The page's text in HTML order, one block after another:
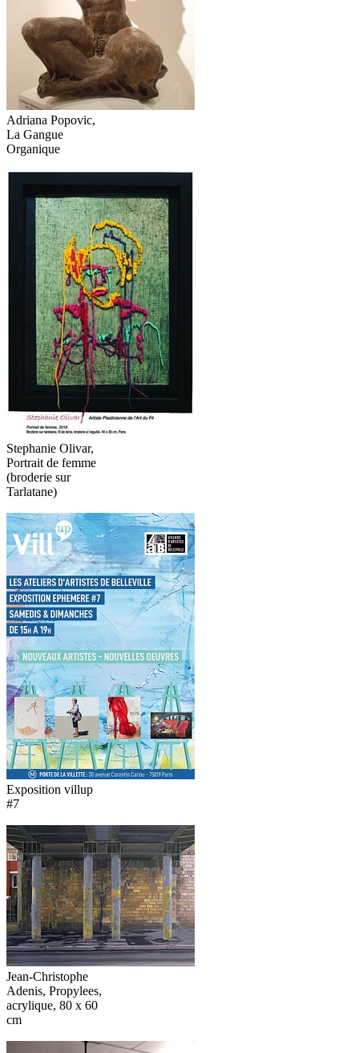
Adriana Popovic,
La Gangue
Organique
Stephanie Olivar,
Portrait de femme
(broderie sur
Tarlatane)
Exposition villup
#7
Jean-Christophe
Adenis, Propylees,
acrylique, 80 x 60
cm